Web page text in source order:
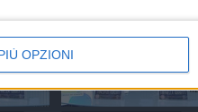
OPZIONI